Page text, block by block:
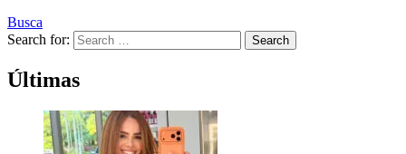
Busca
Search for:
Search
Últimas